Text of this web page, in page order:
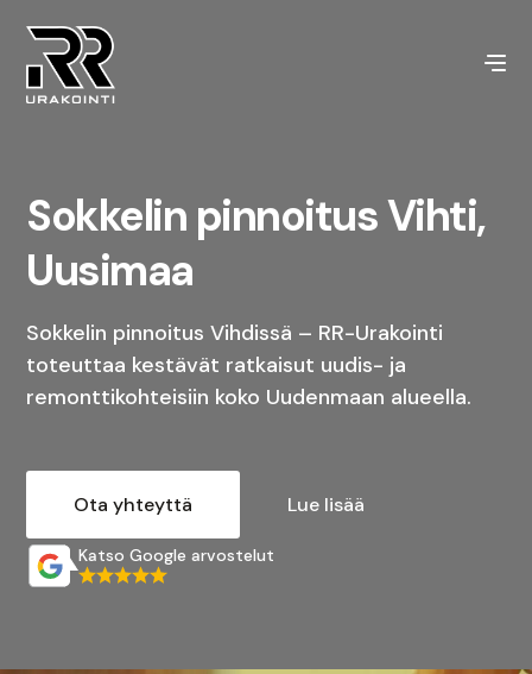
Sokkelin pinnoitus Vihti,
Uusimaa
Sokkelin pinnoitus Vihdissä – RR-Urakointi
toteuttaa kestävät ratkaisut uudis- ja
remonttikohteisiin koko Uudenmaan alueella.
Ota yhteyttä Lue lisää
Katso Google arvostelut